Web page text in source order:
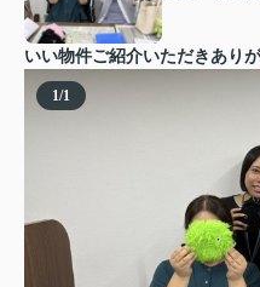
いい物件ご紹介いただきあり
1/1